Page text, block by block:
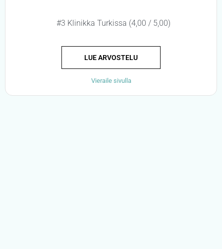
#3 Klinikka Turkissa (4,00 / 5,00)
LUE ARVOSTELU
Vieraile sivulla